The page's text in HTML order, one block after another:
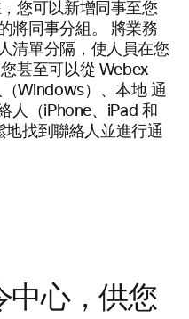
您可以新增同事至您
將同事分組。 將業務
清單分隔，使人員在您
甚至可以從 Webex
（Windows）、本地 通
人（iPhone、iPad 和
找到聯絡人並進行通
中心，供您